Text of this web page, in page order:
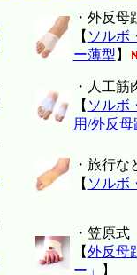
・外反
【 ソルボ
ー薄型 】
・人工筋
【 ソルボ
用/外反
・旅行な
【 ソルボ
・笠原式
【外反母
ー」
】